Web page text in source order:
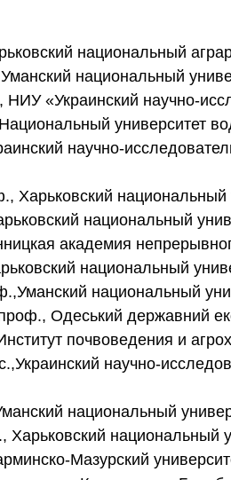
национальный
национальный
, НИУ «Украинский научно-
университет
научно-
, Харьковский
национальный
академия
национальный
,Уманский национальный
, Одеський державний
почвоведения и
,Украинский научно-
национальный
, Харьковский национальный
Мазурский